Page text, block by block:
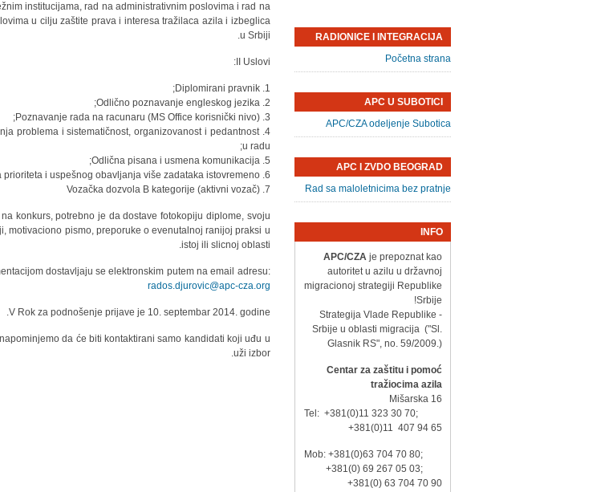
institucijama, rad na administrativnim poslovima i rad na
u cilju zaštite prava i interesa tražilaca azila i izbeglica
u Srbiji.
II Uslovi:
1. Diplomirani pravnik;
2. Odlično poznavanje engleskog jezika;
3. Poznavanje rada na racunaru (MS Office korisnički nivo);
problema i sistematičnost, organizovanost i pedantnost
u radu;
5. Odlična pisana i usmena komunikacija;
6. Sposobnost utvrđivanja prioriteta i uspešnog obavljanja više zadataka istovremeno;
7. Vozačka dozvola B kategorije (aktivni vozač)
konkurs, potrebno je da dostave fotokopiju diplome, svoju
motivaciono pismo, preporuke o evenutalnoj ranijoj praksi u
istoj ili slicnoj oblasti.
dostavljaju se elektronskim putem na email adresu:
rados.djurovic@apc-cza.org
V Rok za podnošenje prijave je 10. septembar 2014. godine.
da će biti kontaktirani samo kandidati koji uđu u
uži izbor.
RADIONICE I INTEGRACIJA
Početna strana
APC U SUBOTICI
APC/CZA odeljenje Subotica
APC I ZVDO BEOGRAD
Rad sa maloletnicima bez pratnje
INFO
APC/CZA je prepoznat kao
autoritet u azilu u državnoj
migracionoj strategiji Republike
Srbije!
- Strategija Vlade Republike
Srbije u oblasti migracija ("Sl.
Glasnik RS", no. 59/2009.)
Centar za zaštitu i pomoć
tražiocima azila
Mišarska 16
Tel: +381(0)11 323 30 70;
+381(0)11 407 94 65
Mob: +381(0)63 704 70 80;
+381(0) 69 267 05 03;
+381(0) 63 704 70 90